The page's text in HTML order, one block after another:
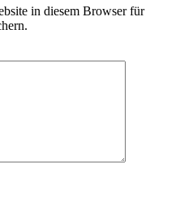
in diesem Browser für